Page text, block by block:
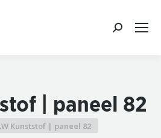
Search:
| paneel 82
Kunststof | paneel 82